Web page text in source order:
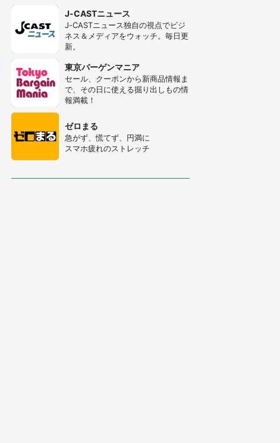
あまりにも四角すぎる猫、激写され
る 「これもう座布団だろ」「食パ
ンの耳」と1.4万人困惑
「修学旅行に途中参加する娘を送っ
て行ったら、真っ暗な道で遭難状
態。なんとか見つけた民家に助けを
求めると、住人の男性が...」
「孫にあげると思って、あなたにこ
れをあげる」 真夏の山道で見知ら
ぬお婆さんに握らされたもの（山口
県・30代女性）
J-CASTニュース
J-CASTニュース独自の視点でビジ
ネス＆メディアをウォッチ。毎日更
新。
東京バーゲンマニア
セール、クーポンから新商品情報ま
で、その日に使える掘り出しもの情
報満載！
ゼロまる
急がず、慌てず、円満に
スマホ疲れのストレッチ